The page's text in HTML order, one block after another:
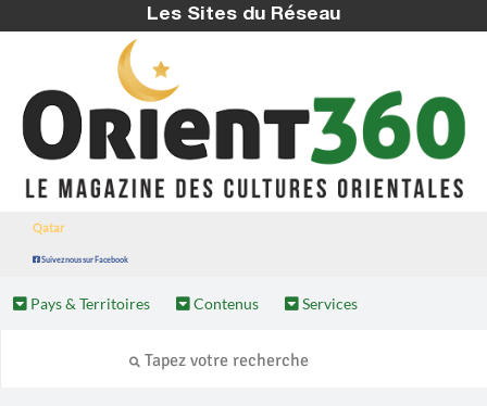
Les Sites du Réseau
Qatar
Suivez nous sur Facebook
Pays & Territoires Contenus Services